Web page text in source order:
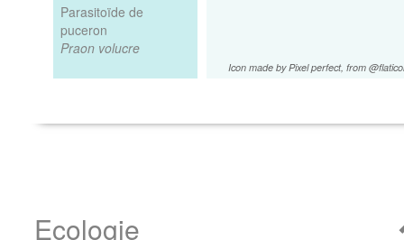
Parasitoïde de
puceron
Praon volucre
Icon made by Pixel perfect, from
Ecologie